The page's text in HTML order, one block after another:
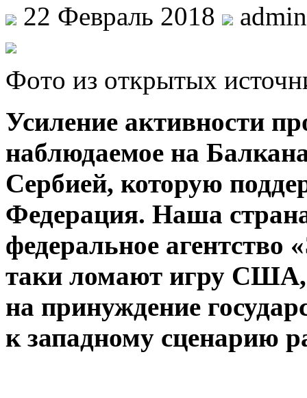
22 Февраль 2018
Фoтo из oткрытыx
Усиление активности
наблюдаемое на
Сербией, которую
Федерация. Наша
федеральное агентство
таки ломают игру
на принуждение
к западному сценарию